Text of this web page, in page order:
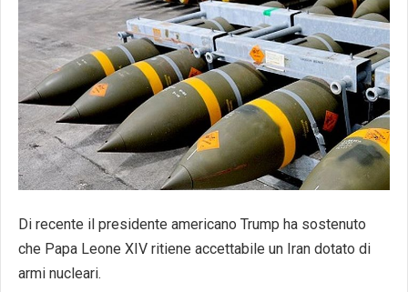
Di recente il presidente americano Trump ha sostenuto
che Papa Leone XIV ritiene accettabile un Iran dotato di
armi nucleari.